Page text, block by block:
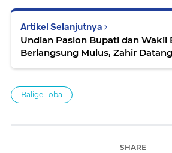
Artikel Selanjutnya
Undian Paslon Bupati dan Wakil
Berlangsung Mulus, Zahir
Balige Toba
SHARE